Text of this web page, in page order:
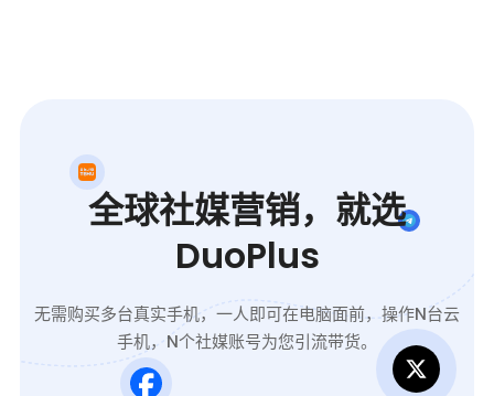
全球社媒营销，就选
DuoPlus
无需购买多台真实手机，一人即可在电脑面前，操作N台云
手机，N个社媒账号为您引流带货。